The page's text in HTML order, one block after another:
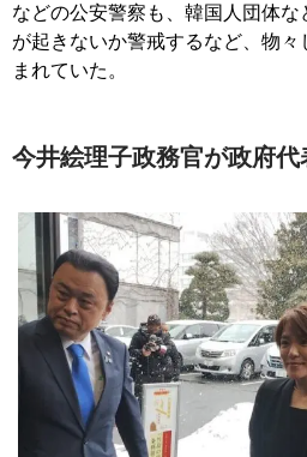
などの公安警察も、韓国人団体な
が起きないか警戒するなど、物々
まれていた。
今井絵理子政務官が政府代